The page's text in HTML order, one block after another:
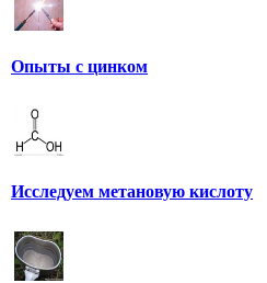
Опыты с цинком
Исследуем метановую кислоту